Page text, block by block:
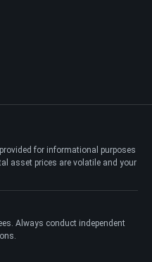
for informational purposes
asset prices are volatile and your
Always conduct independent